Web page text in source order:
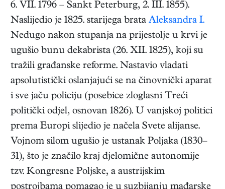
6. VII. 1796 – Sankt Peterburg, 2. III. 1855).
Naslijedio je 1825. starijega brata Aleksandra I.
Nedugo nakon stupanja na prijestolje u krvi je
ugušio bunu dekabrista (26. XII. 1825), koji su
tražili građanske reforme. Nastavio vladati
apsolutistički oslanjajući se na činovnički aparat
i sve jaču policiju (posebice zloglasni Treći
politički odjel, osnovan 1826). U vanjskoj politici
prema Europi slijedio je načela Svete alijanse.
Vojnom silom ugušio je ustanak Poljaka (1830–
31), što je značilo kraj djelomične autonomije
tzv. Kongresne Poljske, a austrijskim